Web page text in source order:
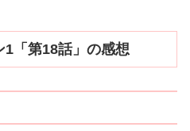
「第18話」の感想